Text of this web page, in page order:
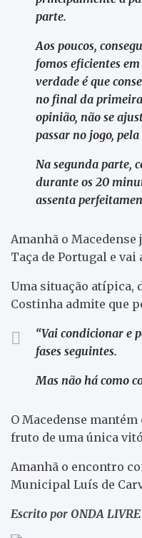
parte.
Aos poucos,
fomos eficientes
verdade é que
no final da
opinião, não se
passar no jogo,
Na segunda parte,
durante os 20
assenta
Amanhã o
Taça de Portugal e
Uma situação atípica,
Costinha admite que
“Vai condicionar e
fases seguintes.
Mas não há como
O Macedense
fruto de uma única
Amanhã o encontro
Municipal Luís de
Escrito por ONDA LIVRE